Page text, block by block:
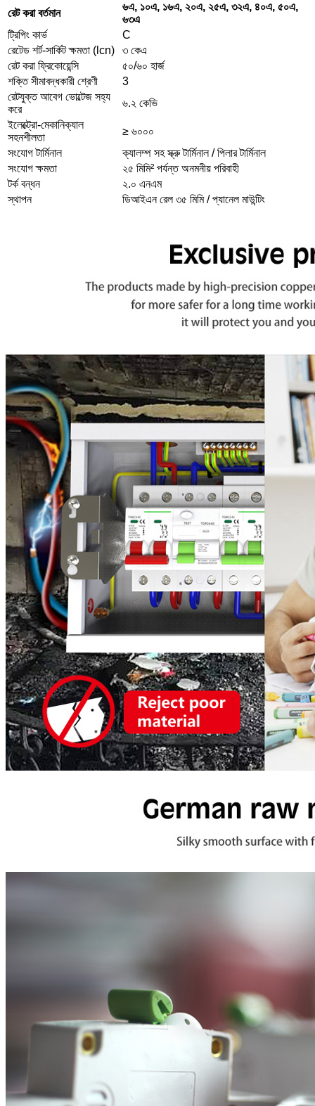
রেট করা বর্তমান
৬এ, ১০এ, ১৬এ, ২০এ, ২৫এ, ৩২এ, ৪০এ, ৫০এ,
৬৩এ
ট্রিপিং কার্ভ
C
রেটেড শর্ট-সার্কিট ক্ষমতা (lcn)
৩ কেএ
রেট করা ফ্রিকোয়েন্সি
৫০/৬০ হার্জ
শক্তি সীমাবদ্ধকারী শ্রেণী
3
রেটযুক্ত আবেগ ভোল্টেজ সহ্য
করে
৬.২ কেভি
ইলেক্ট্রো-মেকানিক্যাল
সহনশীলতা
≥ ৬০০০
সংযোগ টার্মিনাল
ক্যালম্প সহ স্ক্রু টার্মিনাল / পিলার টার্মিনাল
সংযোগ ক্ষমতা
২৫ মিমি² পর্যন্ত অনমনীয় পরিবাহী
টর্ক বন্ধন
২.০ এনএম
স্থাপন
ডিআইএন রেল ৩৫ মিমি / প্যানেল মাউন্টিং